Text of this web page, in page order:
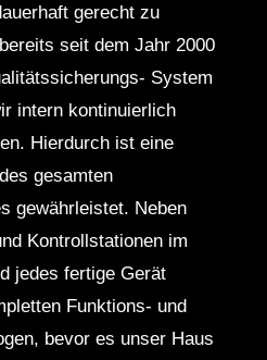
gerecht zu
seit dem Jahr 2000
System
intern kontinuierlich
Hierdurch ist eine
gesamten
gewährleistet. Neben
Kontrollstationen im
jedes fertige Gerät
Funktions- und
bevor es unser Haus